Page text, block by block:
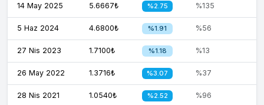
14 May 2025 5.6667₺ %2.75 %135
5 Haz 2024 4.6800₺ %1.91 %56
27 Nis 2023 1.7100₺ %1.18 %13
26 May 2022 1.3716₺ %3.07 %37
28 Nis 2021 1.0540₺ %2.52 %96